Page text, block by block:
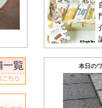
本日の